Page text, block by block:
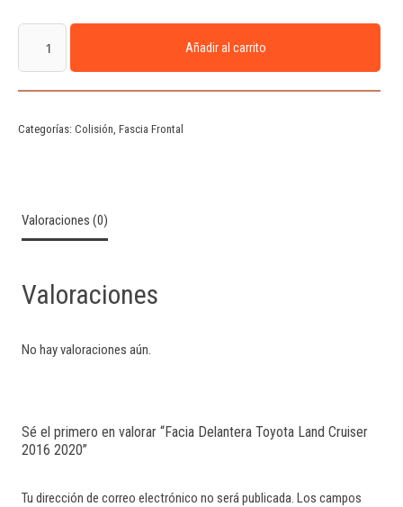
Añadir al carrito
Categorías: Colisión Fascia Frontal
Valoraciones (0)
Valoraciones
No hay valoraciones aún.
Sé el primero en valorar “Facia Delantera Toyota Land Cruiser
2016 2020”
Tu dirección de correo electrónico no será publicada. Los campos